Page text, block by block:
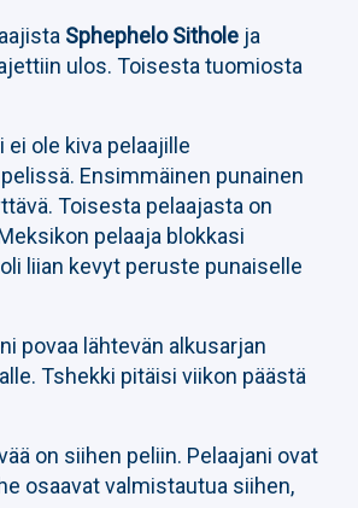
Sphephelo Sithole ja
ulos. Toisesta tuomiosta
ole kiva pelaajille
Ensimmäinen punainen
Toisesta pelaajasta on
pelaaja blokkasi
liian kevyt peruste punaiselle
povaa lähtevän alkusarjan
Tshekki pitäisi viikon päästä
on siihen peliin. Pelaajani ovat
osaavat valmistautua siihen,